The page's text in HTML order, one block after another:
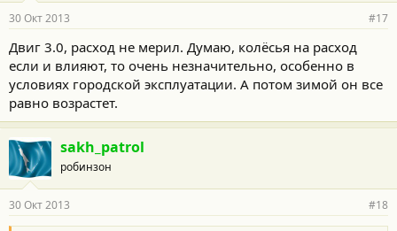
30 Окт 2013 #17
Двиг 3.0, расход не мерил. Думаю, колёсья на расход
если и влияют, то очень незначительно, особенно в
условиях городской эксплуатации. А потом зимой он все
равно возрастет.
sakh_patrol
робинзон
30 Окт 2013 #18